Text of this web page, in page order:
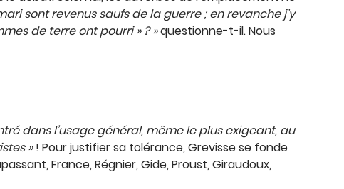
sont revenus saufs de la guerre ; en revanche j’y
de terre ont pourri » ? »questionne-t-il. Nous
dans l’usage général, même le plus exigeant, au
»! Pour justifier sa tolérance, Grevisse se fonde
France, Régnier, Gide, Proust, Giraudoux,